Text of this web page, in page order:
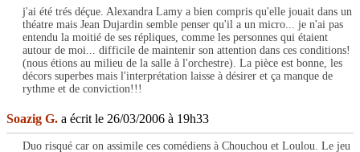
j'ai été trés déçue. Alexandra Lamy a bien compris qu'elle jouait dans un
théatre mais Jean Dujardin semble penser qu'il a un micro... je n'ai pas
entendu la moitié de ses répliques, comme les personnes qui étaient
autour de moi... difficile de maintenir son attention dans ces conditions!
(nous étions au milieu de la salle à l'orchestre). La pièce est bonne, les
décors superbes mais l'interprétation laisse à désirer et ça manque de
rythme et de conviction!!!
Soazig G. a écrit le 26/03/2006 à 19h33
Duo risqué car on assimile ces comédiens à Chouchou et Loulou. Le jeu